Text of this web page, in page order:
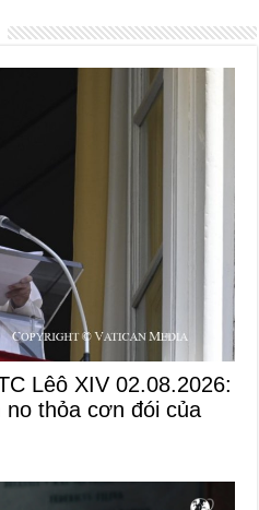
Lêô XIV 02.08.2026:
thỏa cơn đói của